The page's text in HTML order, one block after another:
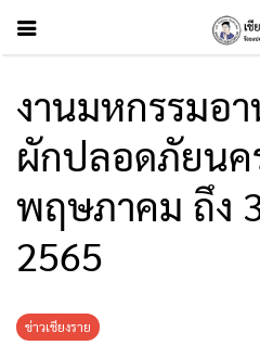
งานมหกรรมอ
ผักปลอดภัยนค
พฤษภาคม ถึง
2565
ข่าวเชียงราย